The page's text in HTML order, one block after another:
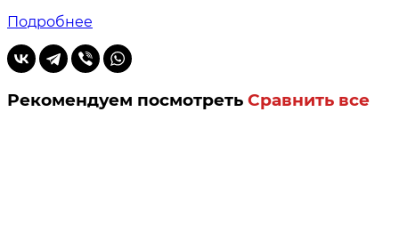
Подробнее
Рекомендуем посмотреть Сравнить все